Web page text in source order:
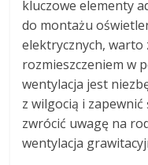
kluczowe elementy
do montażu
elektrycznych, warto
rozmieszczeniem w
wentylacja jest
z wilgocią i
zwrócić uwagę na
wentylacja